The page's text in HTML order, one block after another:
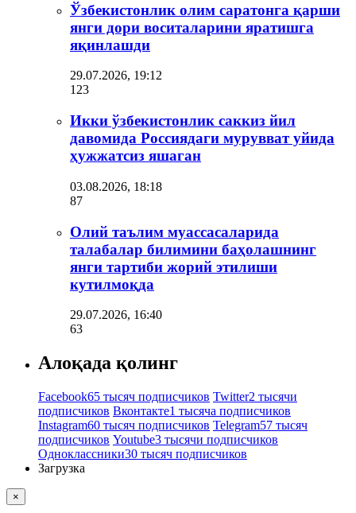
Ўзбекистонлик олим саратонга қарши
янги дори воситаларини яратишга
яқинлашди
29.07.2026, 19:12
123
Икки ўзбекистонлик саккиз йил
давомида Россиядаги мурувват уйида
ҳужжатсиз яшаган
03.08.2026, 18:18
87
Олий таълим муассасаларида
талабалар билимини баҳолашнинг
янги тартиби жорий этилиши
кутилмоқда
29.07.2026, 16:40
63
Алоқада қолинг
Facebook65 тысяч подписчиков Twitter2 тысячи
подписчиков Вконтакте1 тысяча подписчиков
Instagram60 тысяч подписчиков Telegram57 тысяч
подписчиков Youtube3 тысячи подписчиков
Одноклассники30 тысяч подписчиков
Загрузка
×